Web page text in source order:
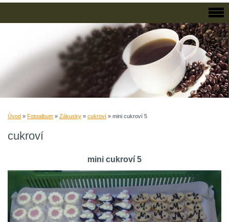
Úvod » Fotoalbum » Zákusky » cukroví » mini cukroví 5
cukroví
mini cukroví 5